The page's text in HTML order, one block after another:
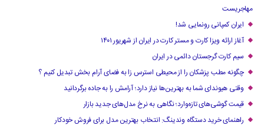
مهاجریست
ایران کمپانی رونمایی شد!
آغاز ارائه ویزا کارت و مستر کارت در ایران از شهریور ۱۴۰۱
سیم کارت گرجستان دائمی در ایران
چگونه مطب پزشکان را از محیطی استرس زا به فضای آرام بخش تبدیل کنیم ؟
وقتی هیوندای شما به بهترین‌ها نیاز دارد؛ آرامش را به جاده برگردانید
قیمت گوشی‌های تازه‌وارد؛ نگاهی به نرخ مدل‌های جدید بازار
راهنمای خرید دستگاه وندینگ: انتخاب بهترین مدل برای فروش خودکار